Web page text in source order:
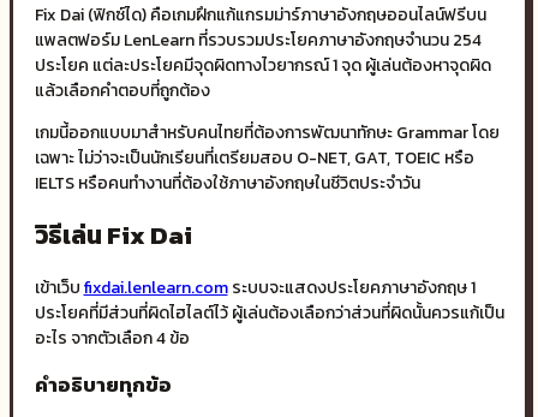
Fix Dai (ฟิกซ์ได) คือเกมฝึกแก้แกรมม่าร์ภาษาอังกฤษออนไลน์ฟรีบน
แพลตฟอร์ม LenLearn ที่รวบรวมประโยคภาษาอังกฤษจำนวน 254
ประโยค แต่ละประโยคมีจุดผิดทางไวยากรณ์ 1 จุด ผู้เล่นต้องหาจุดผิด
แล้วเลือกคำตอบที่ถูกต้อง
เกมนี้ออกแบบมาสำหรับคนไทยที่ต้องการพัฒนาทักษะ Grammar โดย
เฉพาะ ไม่ว่าจะเป็นนักเรียนที่เตรียมสอบ O-NET, GAT, TOEIC หรือ
IELTS หรือคนทำงานที่ต้องใช้ภาษาอังกฤษในชีวิตประจำวัน
วิธีเล่น Fix Dai
เข้าเว็บfixdai.lenlearn.comระบบจะแสดงประโยคภาษาอังกฤษ 1
ประโยคที่มีส่วนที่ผิดไฮไลต์ไว้ ผู้เล่นต้องเลือกว่าส่วนที่ผิดนั้นควรแก้เป็น
อะไร จากตัวเลือก 4 ข้อ
คำอธิบายทุกข้อ